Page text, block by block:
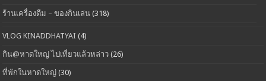
ร้านเครื่องดืม – ของกินเล่น (318)
VLOG KINADDHATYAI (4)
กิน@หาดใหญ่ ไปเที่ยวแล้วหล่าว (26)
ที่พักในหาดใหญ่ (30)